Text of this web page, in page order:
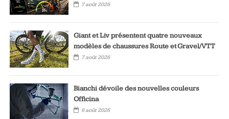
7 août 2026
Giant et Liv présentent quatre nouveaux
modèles de chaussures Route et Gravel/VTT
7 août 2026
Bianchi dévoile des nouvelles couleurs
Officina
6 août 2026